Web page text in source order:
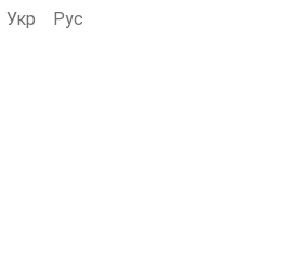
Укр Рус